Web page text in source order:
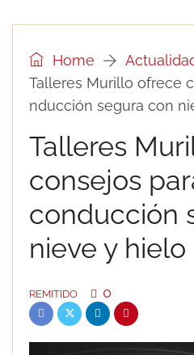
Home
Talleres Murillo ofrece
nducción segura con
Talleres
consejos
conducción
nieve y hielo
REMITIDO 0